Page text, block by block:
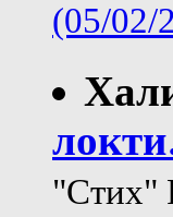
(05/02/
"Стих"